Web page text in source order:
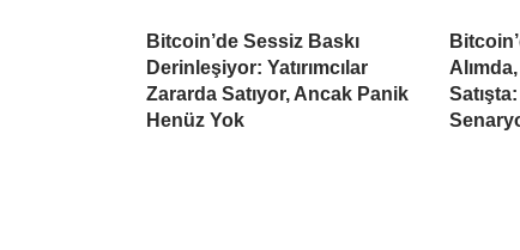
Bitcoin’de Sessiz Baskı
Derinleşiyor: Yatırımcılar
Zararda Satıyor, Ancak Panik
Henüz Yok